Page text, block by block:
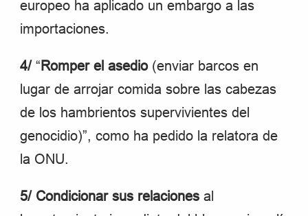
europeo ha aplicado un embargo a las
importaciones.
4/“Romper el asedio(enviar barcos en
lugar de arrojar comida sobre las cabezas
de los hambrientos supervivientes del
genocidio)”, como ha pedido la relatora de
la ONU.
5/ Condicionar sus relacionesal